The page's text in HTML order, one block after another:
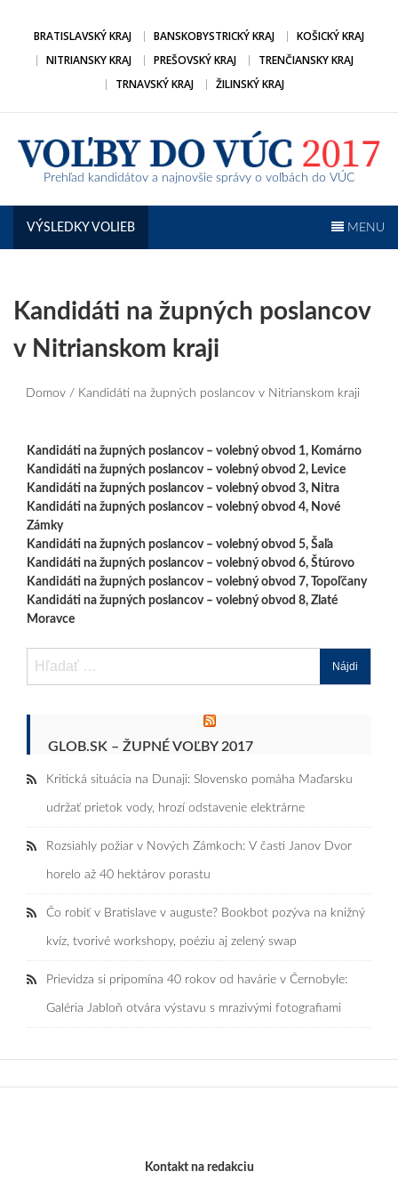
BRATISLAVSKÝ KRAJ BANSKOBYSTRICKÝ KRAJ
KOŠICKÝ KRAJ
NITRIANSKY KRAJ
PREŠOVSKÝ KRAJ
TRENČIANSKY KRAJ
TRNAVSKÝ KRAJ
ŽILINSKÝ KRAJ
Prehľad kandidátov a najnovšie správy o voľbách do VÚC
VÝSLEDKY VOLIEB MENU
Kandidáti na župných poslancov
v Nitrianskom kraji
Domov / Kandidáti na župných poslancov v Nitrianskom kraji
Kandidáti na župných poslancov – volebný obvod 1, Komárno
Kandidáti na župných poslancov – volebný obvod 2, Levice
Kandidáti na župných poslancov – volebný obvod 3, Nitra
Kandidáti na župných poslancov – volebný obvod 4, Nové
Zámky
Kandidáti na župných poslancov – volebný obvod 5, Šaľa
Kandidáti na župných poslancov – volebný obvod 6, Štúrovo
Kandidáti na župných poslancov – volebný obvod 7, Topoľčany
Kandidáti na župných poslancov – volebný obvod 8, Zlaté
Moravce
Hľadať:
GLOB.SK – ŽUPNÉ VOĽBY 2017
Kritická situácia na Dunaji: Slovensko pomáha Maďarsku
udržať prietok vody, hrozí odstavenie elektrárne
Rozsiahly požiar v Nových Zámkoch: V časti Janov Dvor
horelo až 40 hektárov porastu
Čo robiť v Bratislave v auguste? Bookbot pozýva na knižný
kvíz, tvorivé workshopy, poéziu aj zelený swap
Prievidza si pripomína 40 rokov od havárie v Černobyle:
Galéria Jabloň otvára výstavu s mrazivými fotografiami
Kontakt na redakciu